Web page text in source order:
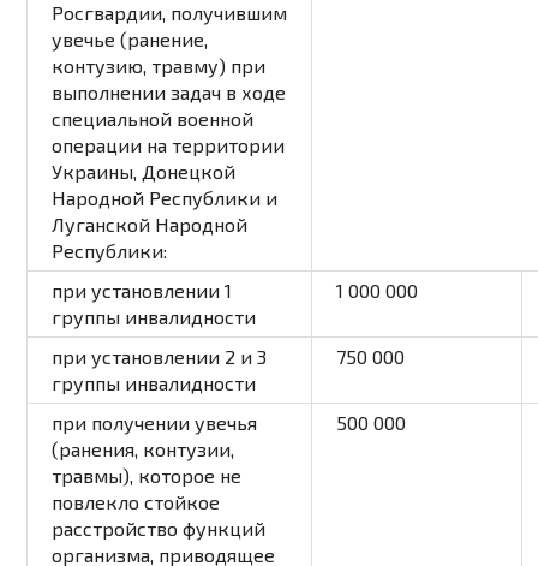
Росгвардии, получившим
увечье (ранение,
контузию, травму) при
выполнении задач в ходе
специальной военной
операции на территории
Украины, Донецкой
Народной Республики и
Луганской Народной
Республики:
при установлении 1
группы инвалидности
1 000 000
при установлении 2 и 3
группы инвалидности
750 000
при получении увечья
(ранения, контузии,
травмы), которое не
повлекло стойкое
расстройство функций
организма, приводящее
500 000